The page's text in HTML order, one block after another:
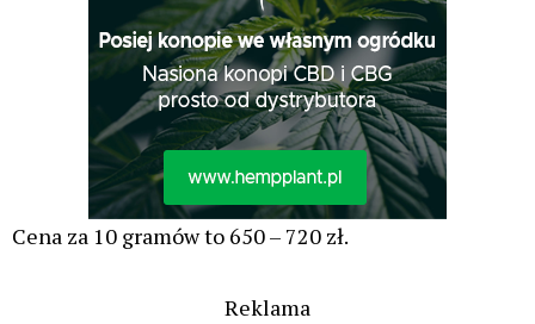
Cena za 10 gramów to 650 – 720 zł.
Reklama